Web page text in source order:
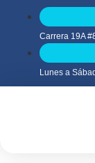
Carrera 19A
Lunes a